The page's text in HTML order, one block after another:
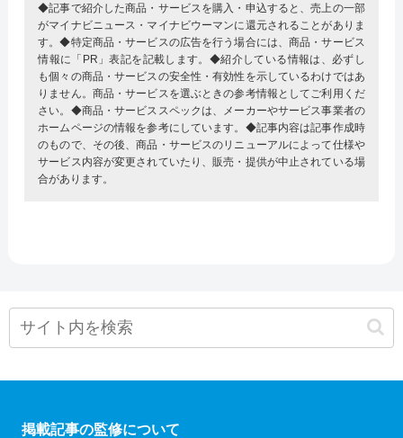
◆記事で紹介した商品・サービスを購入・申込すると、売上の一部
がマイナビニュース・マイナビウーマンに還元されることがありま
す。◆特定商品・サービスの広告を行う場合には、商品・サービス
情報に「PR」表記を記載します。◆紹介している情報は、必ずし
も個々の商品・サービスの安全性・有効性を示しているわけではあ
りません。商品・サービスを選ぶときの参考情報としてご利用くだ
さい。◆商品・サービススペックは、メーカーやサービス事業者の
ホームページの情報を参考にしています。◆記事内容は記事作成時
のもので、その後、商品・サービスのリニューアルによって仕様や
サービス内容が変更されていたり、販売・提供が中止されている場
合があります。
掲載記事の監修について